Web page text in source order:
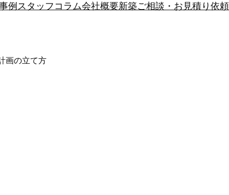
例 スタッフ コラム会社概要新築ご相談・お見積り依頼
画の立て方